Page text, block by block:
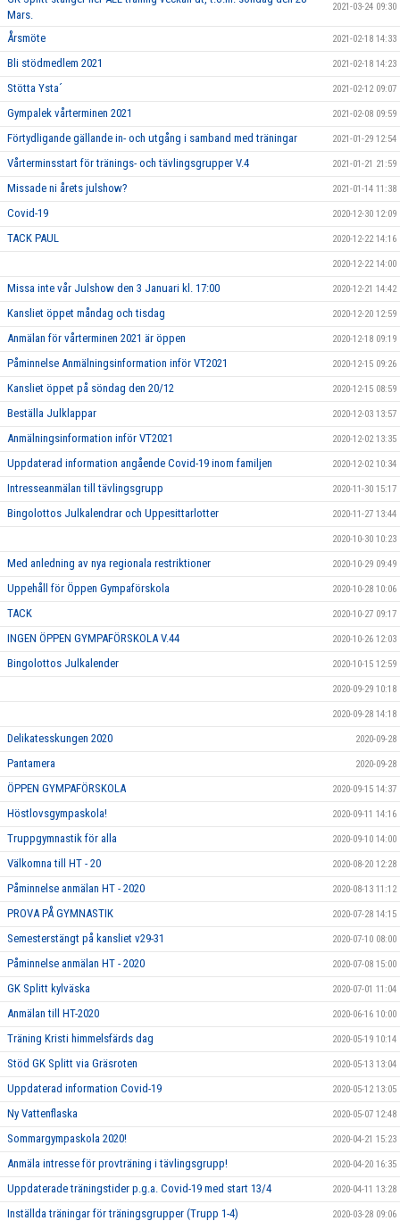
Mars.
2021-03-24 09:30
Årsmöte 2021-02-18 14:33
Bli stödmedlem 2021 2021-02-18 14:23
Stötta Ysta´ 2021-02-12 09:07
Gympalek vårterminen 2021 2021-02-08 09:59
Förtydligande gällande in- och utgång i samband med träningar 2021-01-29 12:54
Vårterminsstart för tränings- och tävlingsgrupper V.4 2021-01-21 21:59
Missade ni årets julshow? 2021-01-14 11:38
Covid-19 2020-12-30 12:09
TACK PAUL 2020-12-22 14:16
2020-12-22 14:00
Missa inte vår Julshow den 3 Januari kl. 17:00 2020-12-21 14:42
Kansliet öppet måndag och tisdag 2020-12-20 12:59
Anmälan för vårterminen 2021 är öppen 2020-12-18 09:19
Påminnelse Anmälningsinformation inför VT2021 2020-12-15 09:26
Kansliet öppet på söndag den 20/12 2020-12-15 08:59
Beställa Julklappar 2020-12-03 13:57
Anmälningsinformation inför VT2021 2020-12-02 13:35
Uppdaterad information angående Covid-19 inom familjen 2020-12-02 10:34
Intresseanmälan till tävlingsgrupp 2020-11-30 15:17
Bingolottos Julkalendrar och Uppesittarlotter 2020-11-27 13:44
2020-10-30 10:23
Med anledning av nya regionala restriktioner 2020-10-29 09:49
Uppehåll för Öppen Gympaförskola 2020-10-28 10:06
TACK 2020-10-27 09:17
INGEN ÖPPEN GYMPAFÖRSKOLA V.44 2020-10-26 12:03
Bingolottos Julkalender 2020-10-15 12:59
2020-09-29 10:18
2020-09-28 14:18
Delikatesskungen 2020 2020-09-28
Pantamera 2020-09-28
ÖPPEN GYMPAFÖRSKOLA 2020-09-15 14:37
Höstlovsgympaskola! 2020-09-11 14:16
Truppgymnastik för alla 2020-09-10 14:00
Välkomna till HT - 20 2020-08-20 12:28
Påminnelse anmälan HT - 2020 2020-08-13 11:12
PROVA PÅ GYMNASTIK 2020-07-28 14:15
Semesterstängt på kansliet v29-31 2020-07-10 08:00
Påminnelse anmälan HT - 2020 2020-07-08 15:00
GK Splitt kylväska 2020-07-01 11:04
Anmälan till HT-2020 2020-06-16 10:00
Träning Kristi himmelsfärds dag 2020-05-19 10:14
Stöd GK Splitt via Gräsroten 2020-05-13 13:04
Uppdaterad information Covid-19 2020-05-12 13:05
Ny Vattenflaska 2020-05-07 12:48
Sommargympaskola 2020! 2020-04-21 15:23
Anmäla intresse för provträning i tävlingsgrupp! 2020-04-20 16:35
Uppdaterade träningstider p.g.a. Covid-19 med start 13/4 2020-04-11 13:28
Inställda träningar för träningsgrupper (Trupp 1-4) 2020-03-28 09:06